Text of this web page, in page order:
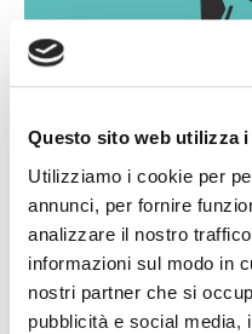
Questo sito web utilizza
Utilizziamo i cookie per
annunci, per fornire
analizzare il nostro
informazioni sul modo in
nostri partner che si
pubblicità e social media,
Una buona
Da cosa deriva la
sicuramente una buona